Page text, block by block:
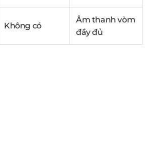
Không có
Âm thanh vòm
đầy đủ